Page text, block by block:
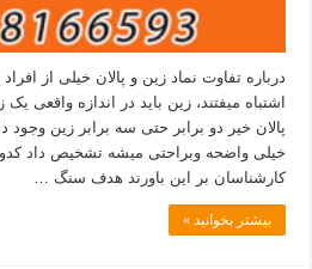
درباره تفاوت نماد زین و پالان خیلی از
اشتباه میفتند، زین باید در اندازه واقعی
پالان خیر دو برابر حتی سه برابر زین
خیلی واضحه وبراحتی میشه تشخیص داد
کارشناسان بر این باورند هدف سنگ …
بیشتر بخوانید »